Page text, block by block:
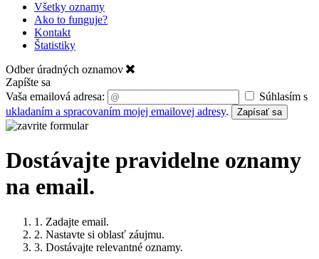
Všetky oznamy
Ako to funguje?
Kontakt
Štatistiky
Odber úradných oznamov
Zapíšte sa
Vaša emailová adresa:
Súhlasím s
ukladaním a spracovaním mojej emailovej adresy. Zapísať sa
Dostávajte pravidelne oznamy
na email.
1. Zadajte email.
2. Nastavte si oblasť záujmu.
3. Dostávajte relevantné oznamy.